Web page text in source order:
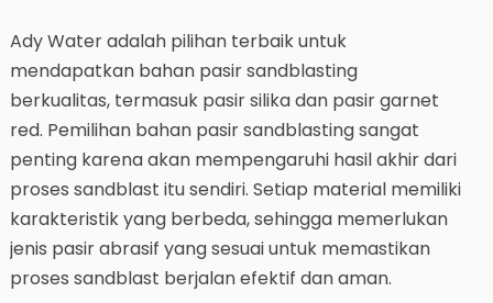
Ady Water adalah pilihan terbaik untuk
mendapatkan bahan pasir sandblasting
berkualitas, termasuk pasir silika dan pasir garnet
red. Pemilihan bahan pasir sandblasting sangat
penting karena akan mempengaruhi hasil akhir dari
proses sandblast itu sendiri. Setiap material memiliki
karakteristik yang berbeda, sehingga memerlukan
jenis pasir abrasif yang sesuai untuk memastikan
proses sandblast berjalan efektif dan aman.